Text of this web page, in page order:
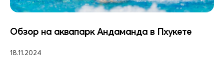
Обзор на аквапарк Андаманда в Пхукете
18.11.2024